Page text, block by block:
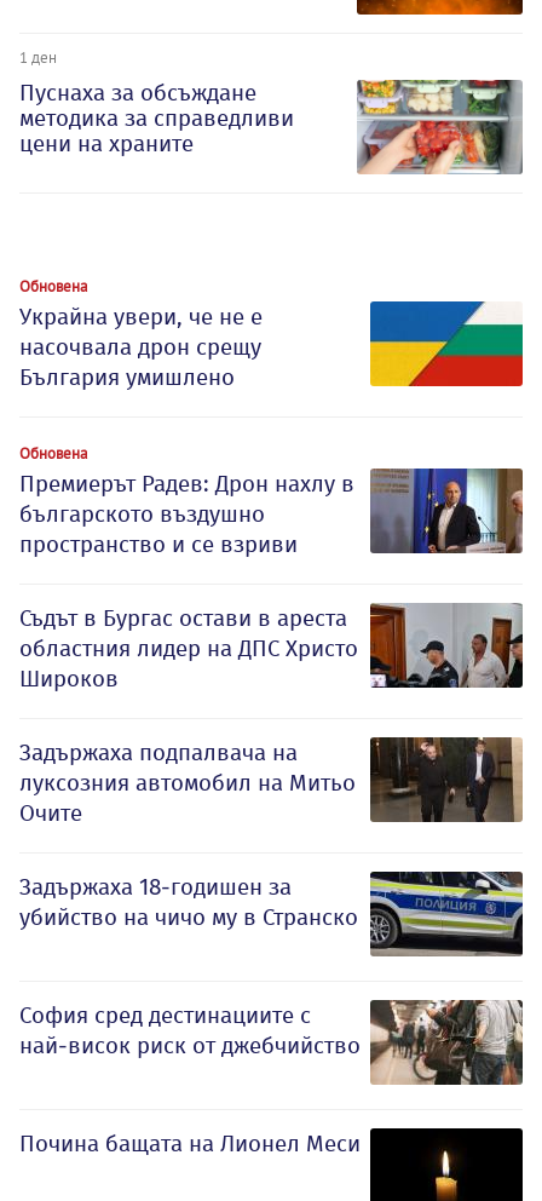
1 ден
Пуснаха за обсъждане
методика за справедливи
цени на храните
Обновена
Украйна увери, че не е
насочвала дрон срещу
България умишлено
Обновена
Премиерът Радев: Дрон нахлу в
българското въздушно
пространство и се взриви
Съдът в Бургас остави в ареста
областния лидер на ДПС Христо
Широков
Задържаха подпалвача на
луксозния автомобил на Митьо
Очите
Задържаха 18-годишен за
убийство на чичо му в Странско
София сред дестинациите с
най-висок риск от джебчийство
Почина бащата на Лионел Меси